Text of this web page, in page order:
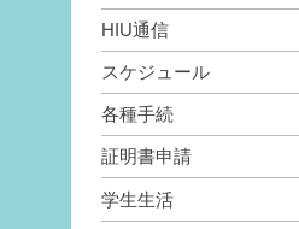
HIU通信
スケジュール
各種手続
証明書申請
学生生活